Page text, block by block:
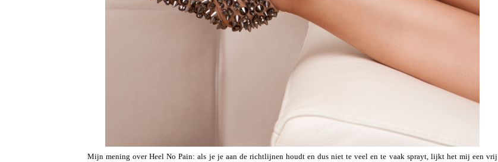
Mijn mening over Heel No Pain: als je je aan de richtlijnen houdt en dus niet te veel en te vaak sprayt, lijkt het mij een vrij